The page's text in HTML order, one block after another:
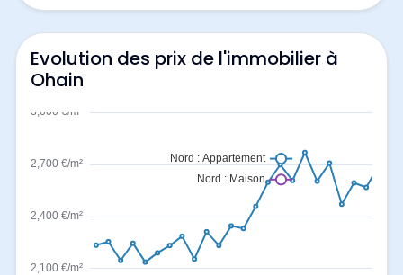
Evolution des prix de l'immobilier à
Ohain